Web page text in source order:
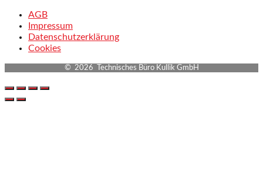
AGB
Impressum
Datenschutzerklärung
Cookies
© 2026 Technisches Büro Kullik GmbH